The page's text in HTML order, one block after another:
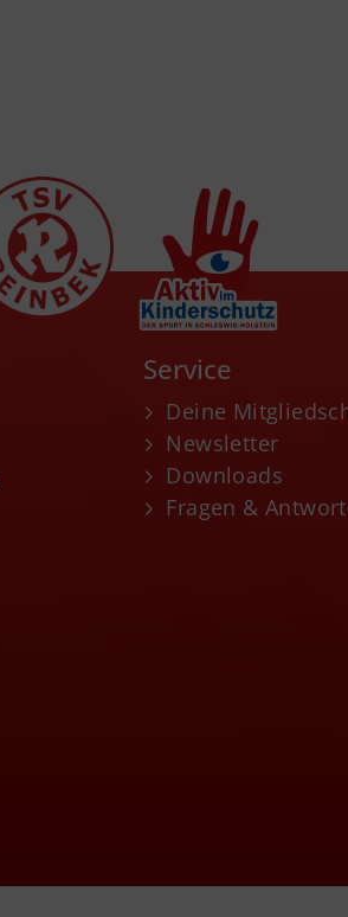
Service
Deine
Newsletter
Downloads
Fragen &